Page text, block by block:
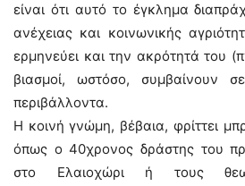
είναι ότι αυτό το έγκλημα
ανέχειας και κοινωνικής
ερμηνεύει και την ακρότητά του
βιασμοί, ωστόσο, συμβαίνουν
περιβάλλοντα.
Η κοινή γνώμη, βέβαια, φρίττει
όπως ο 40χρονος δράστης του
στο Ελαιοχώρι ή τους